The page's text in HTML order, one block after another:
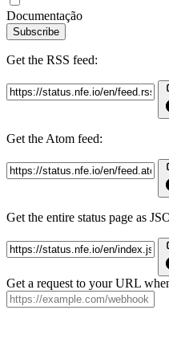
Documentação
Subscribe
Get the RSS feed:
Get the Atom feed:
Get the entire status page as
Get a request to your URL